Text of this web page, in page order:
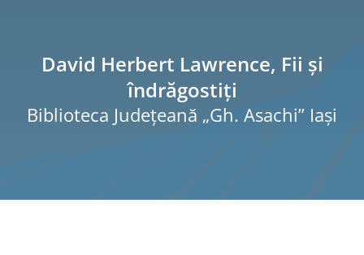
David Herbert Lawrence, Fii și
îndrăgostiți
Biblioteca Judeţeană „Gh. Asachi” Iaşi